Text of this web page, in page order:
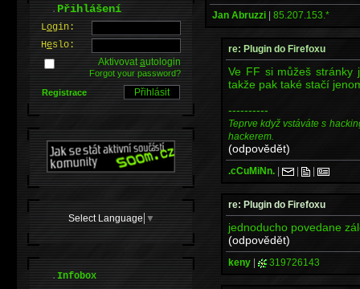
Jan Abruzzi | 85.207.153.*
re: Plugin do Firefoxu
Ve FF si můžeš stránky
takže pak také stačí
----------
Teprve když vstáváte s
hackerem.
(odpovědět)
.cCuMiNn. | | |
re: Plugin do Firefoxu
jednoducho povedane
(odpovědět)
keny | 319726143
.Přihlášení
Login:
Heslo:
Aktivovatautologin
Forgot your password?
Registrace
Select Language ▼
.Infobox